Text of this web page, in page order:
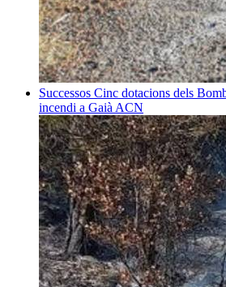
Successos Cinc dotacions dels
incendi a Gaià ACN